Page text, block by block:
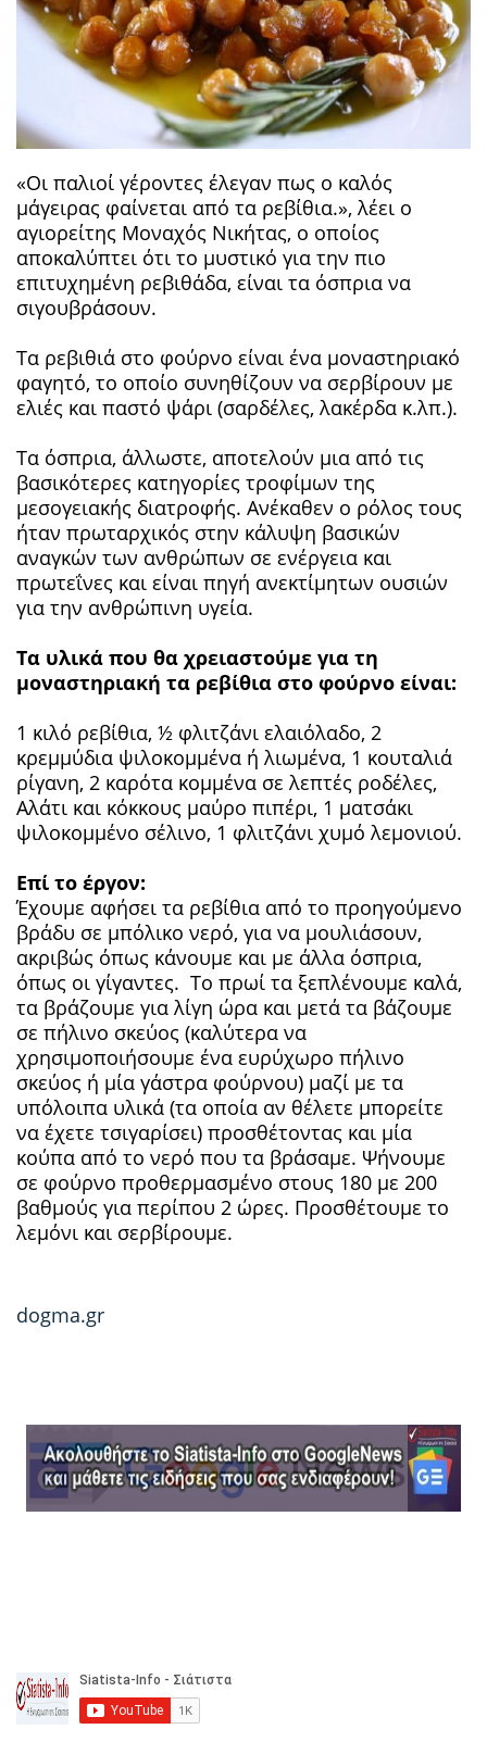
«Οι παλιοί γέροντες έλεγαν πως ο καλός
μάγειρας φαίνεται από τα ρεβίθια.», λέει ο
αγιορείτης Μοναχός Νικήτας, ο οποίος
αποκαλύπτει ότι το μυστικό για την πιο
επιτυχημένη ρεβιθάδα, είναι τα όσπρια να
σιγουβράσουν.
Τα ρεβιθιά στο φούρνο είναι ένα μοναστηριακό
φαγητό, το οποίο συνηθίζουν να σερβίρουν με
ελιές και παστό ψάρι (σαρδέλες, λακέρδα κ.λπ.).
Τα όσπρια, άλλωστε, αποτελούν μια από τις
βασικότερες κατηγορίες τροφίμων της
μεσογειακής διατροφής. Ανέκαθεν ο ρόλος τους
ήταν πρωταρχικός στην κάλυψη βασικών
αναγκών των ανθρώπων σε ενέργεια και
πρωτεΐνες και είναι πηγή ανεκτίμητων ουσιών
για την ανθρώπινη υγεία.
Τα υλικά που θα χρειαστούμε για τη
μοναστηριακή τα ρεβίθια στο φούρνο είναι:
1 κιλό ρεβίθια, ½ φλιτζάνι ελαιόλαδο, 2
κρεμμύδια ψιλοκομμένα ή λιωμένα, 1 κουταλιά
ρίγανη, 2 καρότα κομμένα σε λεπτές ροδέλες,
Αλάτι και κόκκους μαύρο πιπέρι, 1 ματσάκι
ψιλοκομμένο σέλινο, 1 φλιτζάνι χυμό λεμονιού.
Επί το έργον:
Έχουμε αφήσει τα ρεβίθια από το προηγούμενο
βράδυ σε μπόλικο νερό, για να μουλιάσουν,
ακριβώς όπως κάνουμε και με άλλα όσπρια,
όπως οι γίγαντες. Το πρωί τα ξεπλένουμε καλά,
τα βράζουμε για λίγη ώρα και μετά τα βάζουμε
σε πήλινο σκεύος (καλύτερα να
χρησιμοποιήσουμε ένα ευρύχωρο πήλινο
σκεύος ή μία γάστρα φούρνου) μαζί με τα
υπόλοιπα υλικά (τα οποία αν θέλετε μπορείτε
να έχετε τσιγαρίσει) προσθέτοντας και μία
κούπα από το νερό που τα βράσαμε. Ψήνουμε
σε φούρνο προθερμασμένο στους 180 με 200
βαθμούς για περίπου 2 ώρες. Προσθέτουμε το
λεμόνι και σερβίρουμε.
dogma.gr